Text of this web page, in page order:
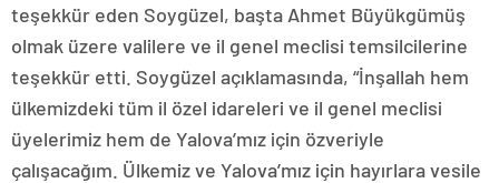
teşekkür eden Soygüzel, başta Ahmet Büyükgümüş
olmak üzere valilere ve il genel meclisi temsilcilerine
teşekkür etti. Soygüzel açıklamasında, “İnşallah hem
ülkemizdeki tüm il özel idareleri ve il genel meclisi
üyelerimiz hem de Yalova’mız için özveriyle
çalışacağım. Ülkemiz ve Yalova’mız için hayırlara vesile